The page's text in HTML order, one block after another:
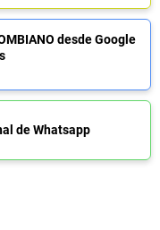
desde Google
de Whatsapp